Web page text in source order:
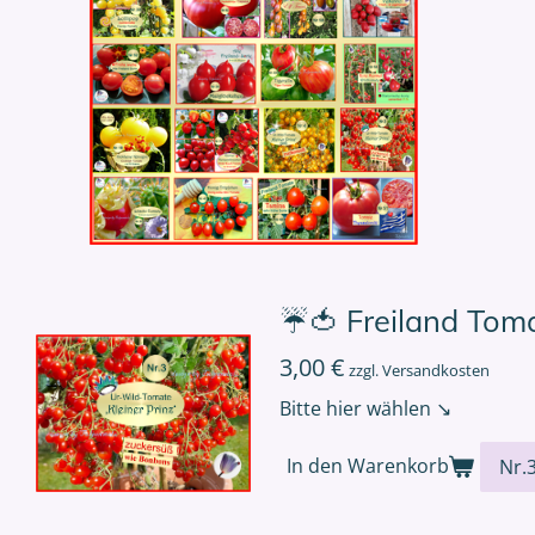
☔🍅 Freiland
3,00 € zzgl. Versandkosten
Bitte hier wählen ↘
In den Warenkorb